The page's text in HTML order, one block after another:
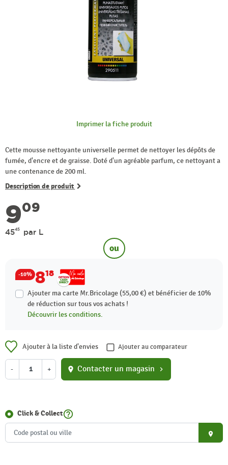
Imprimer la fiche produit
Cette mousse nettoyante universelle permet de nettoyer les dépôts de
fumée, d'encre et de graisse. Doté d'un agréable parfum, ce nettoyant a
une contenance de 200 ml.
Description de produit
909
4545 par L
ou
-10% 818
Ajouter ma carte Mr.Bricolage (55,00 €) et bénéficier de 10%
de réduction sur tous vos achats !
Découvrir les conditions.
Ajouter à la liste d'envies Ajouter au comparateur
- + location_on Contacter un magasin chevron_right
Click & Collecthelp_outline
place